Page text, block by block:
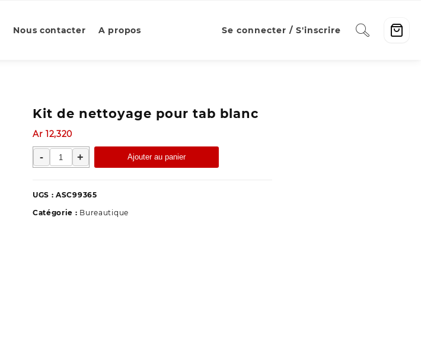
Nous contacter A propos Se connecter / S'inscrire
Kit de nettoyage pour tab blanc
Ar 12,320
-
quantité
de
de
pour
+ Ajouter au panier
UGS :ASC99365
Catégorie : Bureautique